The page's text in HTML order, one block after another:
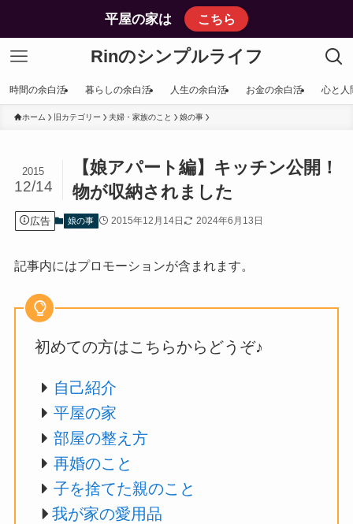
平屋の家は こちら
Rinのシンプルライフ
時間の余白活 暮らしの余白活 人生の余白活 お金の余白活 心と人
ホーム 旧カテゴリー 夫婦・家族のこと 娘の事
【娘アパート編】キッチン公開！
物が収納されました
2015
12/14
広告 娘の事 2015年12月14日 2024年6月13日
記事内にはプロモーションが含まれます。
初めての方はこちらからどうぞ♪
自己紹介
平屋の家
部屋の整え方
再婚のこと
子を捨てた親のこと
我が家の愛用品